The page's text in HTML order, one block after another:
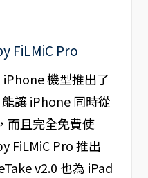
iPhone 機型推出了
讓 iPhone 同時從
而且完全免費使
FiLMiC Pro 推出
v2.0 也為 iPad